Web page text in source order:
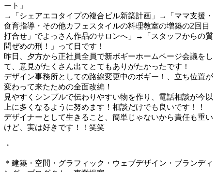
ート」
→「シェアエコタイプの複合ビル新築計画」→「ママ支援・
食育指導・その他カフェスタイルの料理教室の増築の2回目
打合せ」でよっさん作品のサロンへ」→「スタッフからの質
問ぜめの刑！」って日です！
昨日、夕方から正社員全員で新ボギーホームページ会議をし
て、意見がたくさん出てとてもありがたかったです！
デザイン事務所としての路線変更中のボギー！、立ち位置が
変わって来たための全面改編！
見やすくシンプルで伝わりやすい物を作り、電話相談が今以
上に多くなるように努めます！相談だけでも良いです！！
デザイナーとして生きること、簡単じゃないから責任も重い
けど、実は好きです！！笑笑
・
＊建築・空間・グラフィック・ウェブデザイン・ブランディ